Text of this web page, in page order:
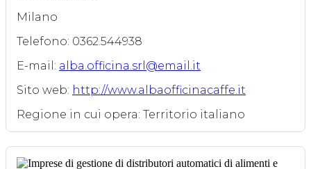
Milano
Telefono: 0362.544938
E-mail: alba.officina.srl@email.it
Sito web: http://www.albaofficinacaffe.it
Regione in cui opera: Territorio italiano